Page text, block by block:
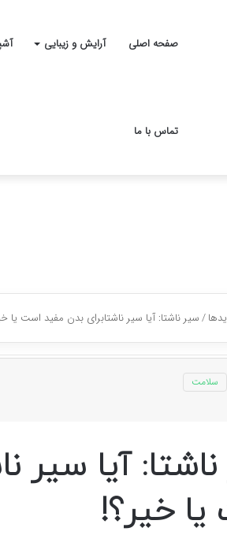
صفحه اصلی آرایش و زیبایی
تماس با ما
/سیر ناشتا: آیا سیر ناشتابرای بدن مفید است یا
سلامت
آیا سیر
خیر؟!